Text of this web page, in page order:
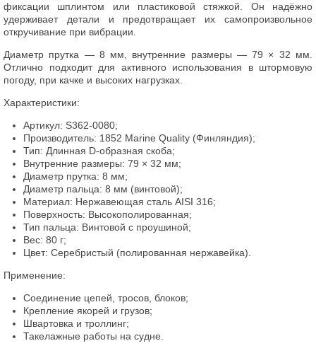
фиксации шплинтом или пластиковой стяжкой. Он надёжно
удерживает детали и предотвращает их самопроизвольное
откручивание при вибрации.
Диаметр прутка — 8 мм, внутренние размеры — 79 × 32 мм.
Отлично подходит для активного использования в штормовую
погоду, при качке и высоких нагрузках.
Характеристики:
Артикул: S362-0080;
Производитель: 1852 Marine Quality (Финляндия);
Тип: Длинная D-образная скоба;
Внутренние размеры: 79 × 32 мм;
Диаметр прутка: 8 мм;
Диаметр пальца: 8 мм (винтовой);
Материал: Нержавеющая сталь AISI 316;
Поверхность: Высокополированная;
Тип пальца: Винтовой с проушиной;
Вес: 80 г;
Цвет: Серебристый (полированная нержавейка).
Применение:
Соединение цепей, тросов, блоков;
Крепление якорей и грузов;
Швартовка и троллинг;
Такелажные работы на судне.